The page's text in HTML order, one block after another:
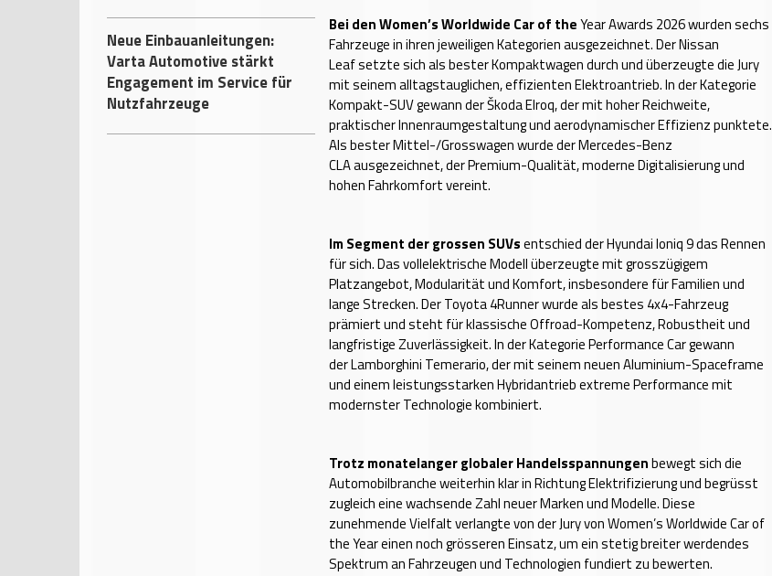
Neue Einbauanleitungen:
Varta Automotive stärkt
Engagement im Service für
Nutzfahrzeuge
Bei den Women’s Worldwide Car of theYear Awards 2026 wurden sechs
Fahrzeuge in ihren jeweiligen Kategorien ausgezeichnet. Der Nissan
Leaf setzte sich als bester Kompaktwagen durch und überzeugte die Jury
mit seinem alltagstauglichen, effizienten Elektroantrieb. In der Kategorie
Kompakt-SUV gewann der Škoda Elroq, der mit hoher Reichweite,
praktischer Innenraumgestaltung und aerodynamischer Effizienz punktete.
Als bester Mittel-/Grosswagen wurde der Mercedes-Benz
CLA ausgezeichnet, der Premium-Qualität, moderne Digitalisierung und
hohen Fahrkomfort vereint.
Im Segment der grossen SUVsentschied der Hyundai Ioniq 9 das Rennen
für sich. Das vollelektrische Modell überzeugte mit grosszügigem
Platzangebot, Modularität und Komfort, insbesondere für Familien und
lange Strecken. Der Toyota 4Runner wurde als bestes 4x4-Fahrzeug
prämiert und steht für klassische Offroad-Kompetenz, Robustheit und
langfristige Zuverlässigkeit. In der Kategorie Performance Car gewann
der Lamborghini Temerario, der mit seinem neuen Aluminium-Spaceframe
und einem leistungsstarken Hybridantrieb extreme Performance mit
modernster Technologie kombiniert.
Trotz monatelanger globaler Handelsspannungenbewegt sich die
Automobilbranche weiterhin klar in Richtung Elektrifizierung und begrüsst
zugleich eine wachsende Zahl neuer Marken und Modelle. Diese
zunehmende Vielfalt verlangte von der Jury von Women’s Worldwide Car of
the Year einen noch grösseren Einsatz, um ein stetig breiter werdendes
Spektrum an Fahrzeugen und Technologien fundiert zu bewerten.